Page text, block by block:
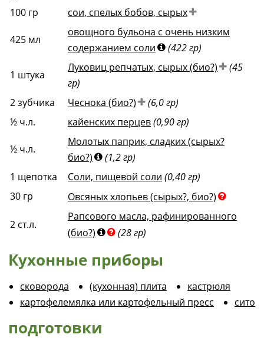
100 гр сои, спелых бобов, сырых
425 мл
овощного бульона с очень низким
содержанием соли
(422 гр)
1 штука
Луковиц репчатых, сырых (био?)
(45
гр)
2зубчика Чеснока (био?)
(6,0 гр)
½ ч.л. кайенских перцев(0,90 гр)
½ ч.л.
Молотых паприк, сладких (сырых?
био?)
(1,2 гр)
1 щепотка Соли, пищевой соли (0,40 гр)
30 гр Овсяных хлопьев (сырых?, био?)
2 ст.л.
Рапсового масла, рафинированного
(био?)
(28 гр)
Кухонные приборы
сковорода (кухонная) плита
кастрюля
картофелемялка или картофельный пресс
сито
подготовки